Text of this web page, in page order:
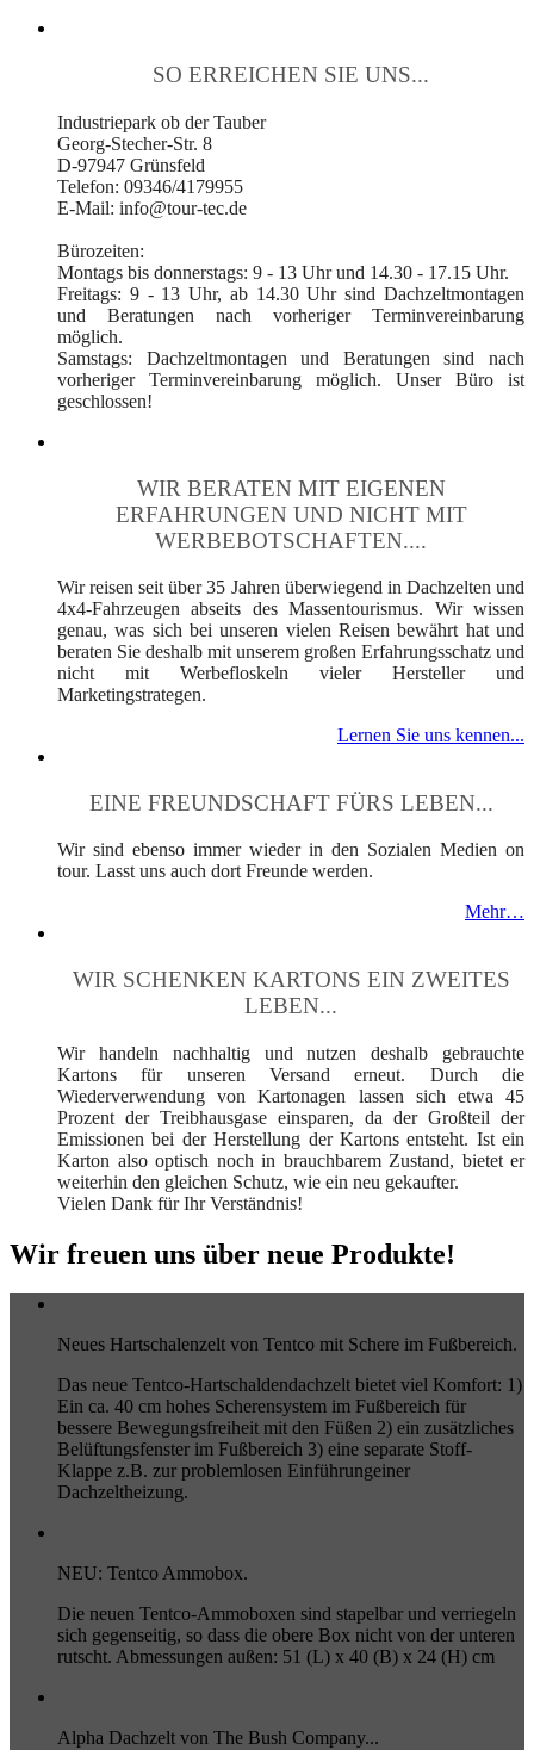
SO ERREICHEN SIE UNS...
Industriepark ob der Tauber
Georg-Stecher-Str. 8
D-97947 Grünsfeld
Telefon: 09346/4179955
E-Mail: info@tour-tec.de
Bürozeiten:
Montags bis donnerstags: 9 - 13 Uhr und 14.30 - 17.15 Uhr.
Freitags: 9 - 13 Uhr, ab 14.30 Uhr sind Dachzeltmontagen
und Beratungen nach vorheriger Terminvereinbarung
möglich.
Samstags: Dachzeltmontagen und Beratungen sind nach
vorheriger Terminvereinbarung möglich. Unser Büro ist
geschlossen!
WIR BERATEN MIT EIGENEN
ERFAHRUNGEN UND NICHT MIT
WERBEBOTSCHAFTEN....
Wir reisen seit über 35 Jahren überwiegend in Dachzelten und
4x4-Fahrzeugen abseits des Massentourismus. Wir wissen
genau, was sich bei unseren vielen Reisen bewährt hat und
beraten Sie deshalb mit unserem großen Erfahrungsschatz und
nicht mit Werbefloskeln vieler Hersteller und
Marketingstrategen.
Lernen Sie uns kennen...
EINE FREUNDSCHAFT FÜRS LEBEN...
Wir sind ebenso immer wieder in den Sozialen Medien on
tour. Lasst uns auch dort Freunde werden.
Mehr…
WIR SCHENKEN KARTONS EIN ZWEITES
LEBEN...
Wir handeln nachhaltig und nutzen deshalb gebrauchte
Kartons für unseren Versand erneut. Durch die
Wiederverwendung von Kartonagen lassen sich etwa 45
Prozent der Treibhausgase einsparen, da der Großteil der
Emissionen bei der Herstellung der Kartons entsteht. Ist ein
Karton also optisch noch in brauchbarem Zustand, bietet er
weiterhin den gleichen Schutz, wie ein neu gekaufter.
Vielen Dank für Ihr Verständnis!
Wir freuen uns über neue Produkte!
Neues Hartschalenzelt von Tentco mit Schere im Fußbereich.
Das neue Tentco-Hartschaldendachzelt bietet viel Komfort: 1)
Ein ca. 40 cm hohes Scherensystem im Fußbereich für
bessere Bewegungsfreiheit mit den Füßen 2) ein zusätzliches
Belüftungsfenster im Fußbereich 3) eine separate Stoff-
Klappe z.B. zur problemlosen Einführungeiner
Dachzeltheizung.
NEU: Tentco Ammobox.
Die neuen Tentco-Ammoboxen sind stapelbar und verriegeln
sich gegenseitig, so dass die obere Box nicht von der unteren
rutscht. Abmessungen außen: 51 (L) x 40 (B) x 24 (H) cm
Alpha Dachzelt von The Bush Company...